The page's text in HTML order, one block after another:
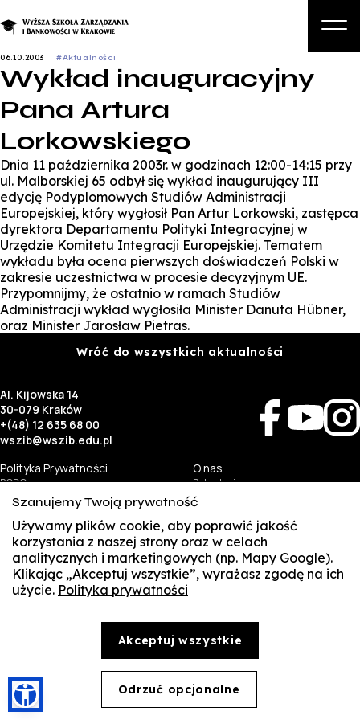
Studia podyplomowe i kursy
Kandydat
Student
Biznes
Zapisz się na studia
06.10.2003 #Aktualności
Wykład inauguracyjny
Pana Artura
Lorkowskiego
Dnia 11 października 2003r. w godzinach 12:00-14:15 przy
ul. Malborskiej 65 odbył się wykład inaugurujący III
edycję Podyplomowych Studiów Administracji
Europejskiej, który wygłosił Pan Artur Lorkowski, zastępca
dyrektora Departamentu Polityki Integracyjnej w
Urzędzie Komitetu Integracji Europejskiej. Tematem
wykładu była ocena pierwszych doświadczeń Polski w
zakresie uczestnictwa w procesie decyzyjnym UE.
Przypomnijmy, że ostatnio w ramach Studiów
Administracji wykład wygłosiła Minister Danuta Hübner,
oraz Minister Jarosław Pietras.
Wróć do wszystkich aktualności
Al. Kijowska 14
30-079 Kraków
+(48) 12 635 68 00
wszib@wszib.edu.pl
Polityka Prywatności
RODO
BIP
Identyfikacja wizualna
O nas
Rekrutacja
Studia
Kontakt
Biznes
Wynajem sal
Targi pracy
Student
Multis Multum
Biblioteka
inaczej, utwory w rozumieniu właściwych przepisów, do których prawa majątkowe autorskie
przysługują WSZIB. Bez uprzedniej zgody WSZIB zabrania się w stosunku do tych treści oraz ich
części: kopiowania, reprodukowania, modyfikowania, dystrybuowania, publikowania,
wyświetlania, utrwalania oraz wykorzystywania w jakiejkolwiek innej formie. Ograniczenia
powyższe nie dotyczą dozwolonego użytku osobistego.
Szanujemy Twoją prywatność
Używamy plików cookie, aby poprawić jakość
korzystania z naszej strony oraz w celach
analitycznych i marketingowych (np. Mapy Google).
Klikając „Akceptuj wszystkie”, wyrażasz zgodę na ich
użycie. Polityka prywatności
Akceptuj wszystkie
Odrzuć opcjonalne